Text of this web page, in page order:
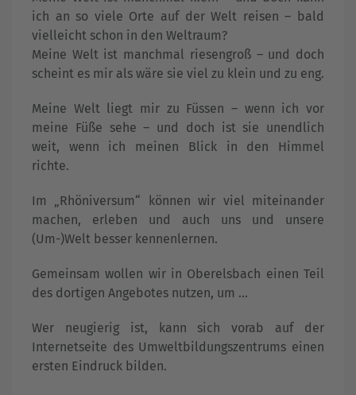
ich an so viele Orte auf der Welt reisen – bald
vielleicht schon in den Weltraum?
Meine Welt ist manchmal riesengroß – und doch
scheint es mir als wäre sie viel zu klein und zu eng.
Meine Welt liegt mir zu Füssen – wenn ich vor
meine Füße sehe – und doch ist sie unendlich
weit, wenn ich meinen Blick in den Himmel
richte.
Im „Rhöniversum“ können wir viel miteinander
machen, erleben und auch uns und unsere
(Um-)Welt besser kennenlernen.
Gemeinsam wollen wir in Oberelsbach einen Teil
des dortigen Angebotes nutzen, um …
Wer neugierig ist, kann sich vorab auf der
Internetseite des Umweltbildungszentrums einen
ersten Eindruck bilden.